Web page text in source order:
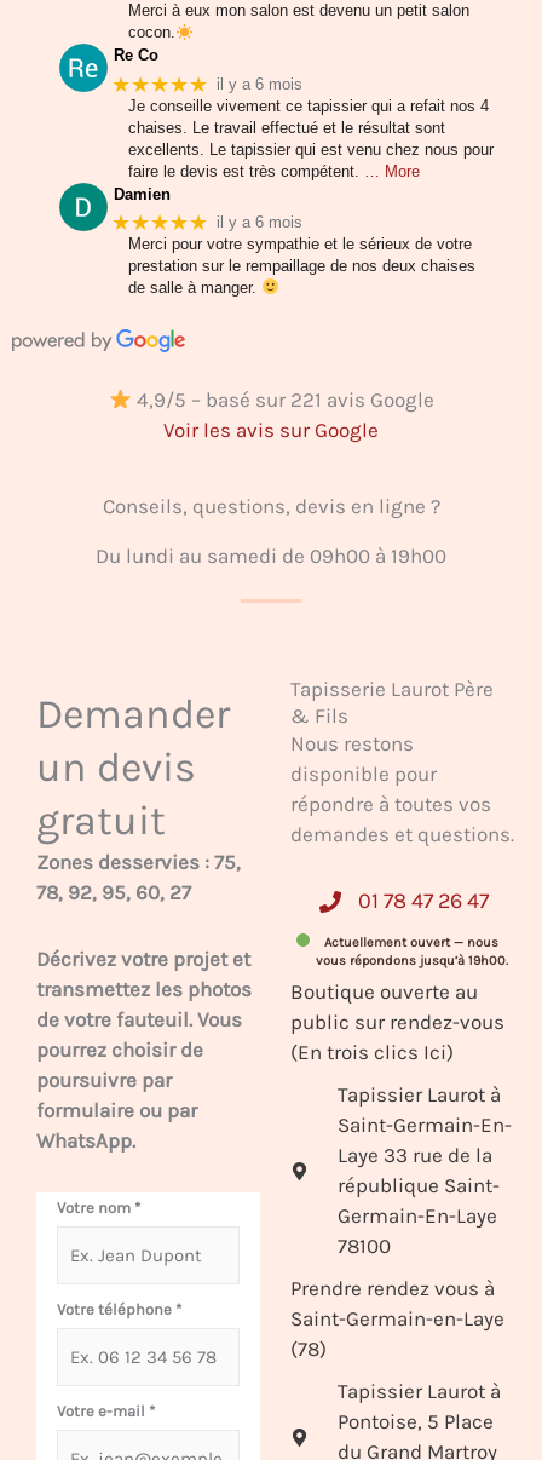
Merci à eux mon salon est devenu un petit salon
cocon.
Re Co
★★★★★ il y a 6 mois
Je conseille vivement ce tapissier qui a refait nos 4
chaises. Le travail effectué et le résultat sont
excellents. Le tapissier qui est venu chez nous pour
faire le devis est très compétent.
… More
Damien
★★★★★ il y a 6 mois
Merci pour votre sympathie et le sérieux de votre
prestation sur le rempaillage de nos deux chaises
de salle à manger.
4,9/5 – basé sur 221 avis Google
Voir les avis sur Google
Conseils, questions, devis en ligne ?
Du lundi au samedi de 09h00 à 19h00
Demander
un devis
gratuit
Zones desservies : 75,
78, 92, 95, 60, 27
Décrivez votre projet et
transmettez les photos
de votre fauteuil. Vous
pourrez choisir de
poursuivre par
formulaire ou par
WhatsApp.
Votre nom *
Votre téléphone *
Votre e-mail *
Tapisserie Laurot Père
& Fils
Nous restons
disponible pour
répondre à toutes vos
demandes et questions.
01 78 47 26 47
Actuellement ouvert — nous
vous répondons jusqu’à 19h00.
Boutique ouverte au
public sur rendez-vous
(En trois clics Ici)
Tapissier Laurot à
Saint-Germain-En-
Laye 33 rue de la
république Saint-
Germain-En-Laye
78100
Prendre rendez vous à
Saint-Germain-en-Laye
(78)
Tapissier Laurot à
Pontoise, 5 Place
du Grand Martroy